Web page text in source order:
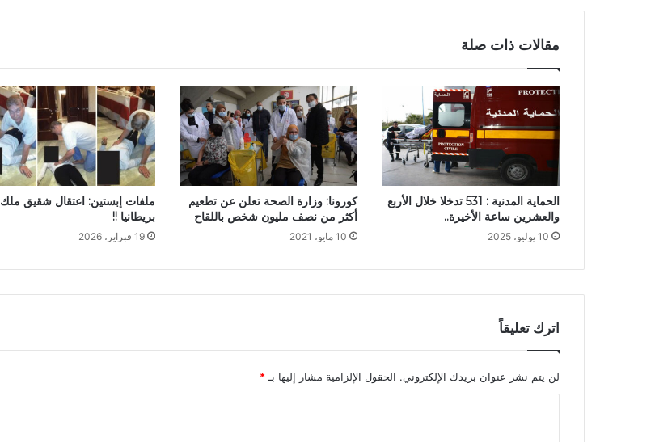
مقالات ذات صلة
الحماية المدنية : 531 تدخلا خلال الأربع
والعشرين ساعة الأخيرة..
10 يوليو، 2025
كورونا: وزارة الصحة تعلن عن تطعيم
أكثر من نصف مليون شخص باللقاح
10 مايو، 2021
ملفات إبستين: اعتقال شقيق ملك
بريطانيا !!
19 فبراير، 2026
اترك تعليقاً
لن يتم نشر عنوان بريدك الإلكتروني. الحقول الإلزامية مشار إليها بـ *